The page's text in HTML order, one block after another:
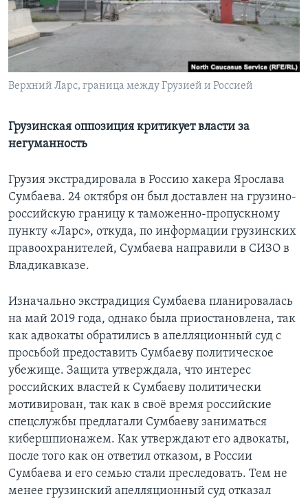
Learning English
СОЦИАЛЬНЫЕ СЕТИ
Языки
Верхний Ларс, граница между Грузией и Россией
Грузинская оппозиция критикует власти за
негуманность
Грузия экстрадировала в Россию хакера Ярослава
Сумбаева. 24 октября он был доставлен на грузино-
российскую границу к таможенно-пропускному
пункту «Ларс», откуда, по информации грузинских
правоохранителей, Сумбаева направили в СИЗО в
Владикавказе.
Изначально экстрадиция Сумбаева планировалась
на май 2019 года, однако была приостановлена, так
как адвокаты обратились в апелляционный суд с
просьбой предоставить Сумбаеву политическое
убежище. Защита утверждала, что интерес
российских властей к Сумбаеву политически
мотивирован, так как в своё время российские
спецслужбы предлагали Сумбаеву заниматься
кибершпионажем. Как утверждают его адвокаты,
после того как он ответил отказом, в России
Сумбаева и его семью стали преследовать. Тем не
менее грузинский апелляционный суд отказал